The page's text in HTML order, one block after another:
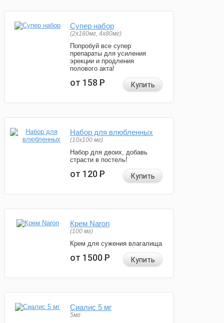
Супер набор
(2х160мг, 4х80мг)
Попробуй все супер
препараты для усиления
эрекции и продления
полового акта!
от 158Р Купить
Набор для влюбленных
(10х100 мг)
Набор для двоих, добавь
страсти в постель!
от 120Р Купить
Крем Naron
(100 мг)
Крем для сужения влагалища
от 1500Р Купить
Сиалис 5 мг
5мг